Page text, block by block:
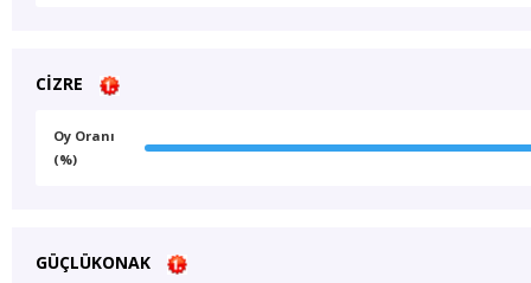
CİZRE
Oy Oranı
(%)
GÜÇLÜKONAK